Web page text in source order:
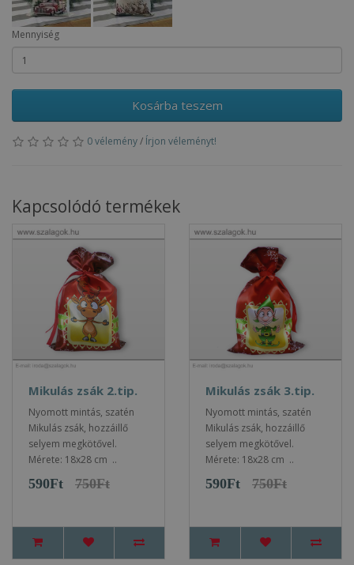
Mennyiség
Kosárba teszem
0 vélemény/ Írjon véleményt!
Kapcsolódó termékek
Mikulás zsák 2.tip.
Nyomott mintás, szatén
Mikulás zsák, hozzáillő
selyem megkötővel.
Mérete: 18x28 cm ..
590Ft 750Ft
Mikulás zsák 3.tip.
Nyomott mintás, szatén
Mikulás zsák, hozzáillő
selyem megkötővel.
Mérete: 18x28 cm ..
590Ft 750Ft